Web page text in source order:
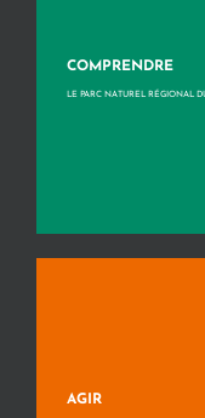
COMPRENDRE
LE PARC NATUREL RÉGIONAL
AGIR